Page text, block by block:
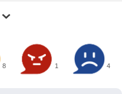
8 1 4